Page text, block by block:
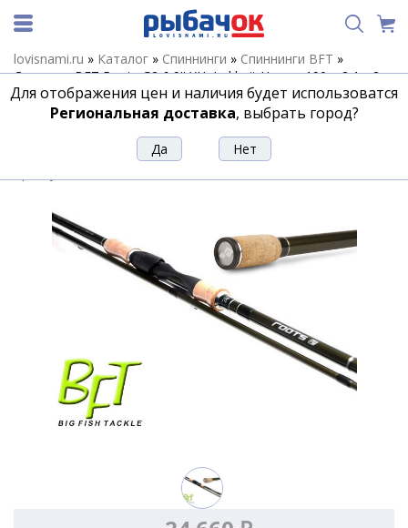
lovisnami.ru » Каталог » Спиннинги » Спиннинги BFT »
Спиннинг BFT Roots G2 6,9'' XH, Jerkbait Heavy -190g, 2,1м 2-
част каст
Спиннинг BFT Roots G2 6,9'' XH,
Jerkbait Heavy -190g, 2,1м 2-част каст
Для отображения цен и наличия будет использоватся
Региональная доставка, выбрать город?